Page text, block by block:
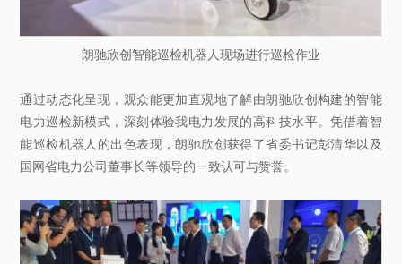
朗驰欣创智能巡检机器人现场进行巡检作业
通过动态化呈现，观众能更加直观地了解由朗驰欣创构建的智能
电力巡检新模式，深刻体验我电力发展的高科技水平。凭借着智
能巡检机器人的出色表现，朗驰欣创获得了省委书记彭清华以及
国网省电力公司董事长等领导的一致认可与赞誉。